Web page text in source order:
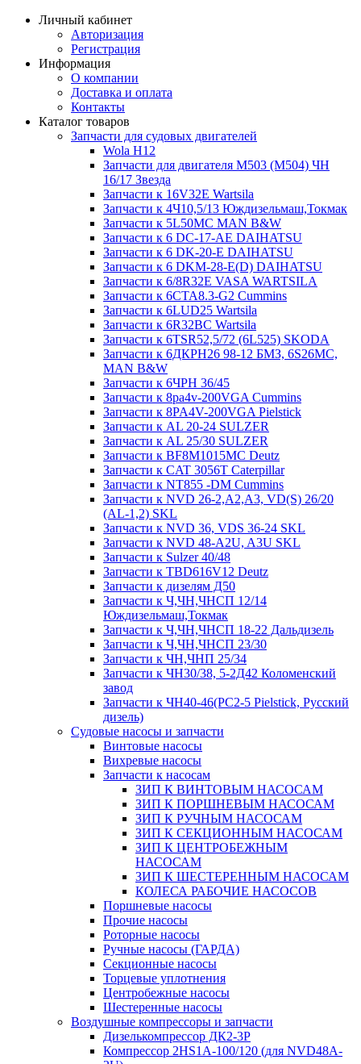
Личный кабинет
Авторизация
Регистрация
Информация
О компании
Доставка и оплата
Контакты
Каталог товаров
Запчасти для судовых двигателей
Wola H12
Запчасти для двигателя M503 (M504) ЧН
16/17 Звезда
Запчасти к 16V32E Wartsila
Запчасти к 4Ч10,5/13 Юждизельмаш,Токмак
Запчасти к 5L50MC MAN B&W
Запчасти к 6 DC-17-AE DAIHATSU
Запчасти к 6 DK-20-E DAIHATSU
Запчасти к 6 DKM-28-E(D) DAIHATSU
Запчасти к 6/8R32E VASA WARTSILA
Запчасти к 6CTA8.3-G2 Cummins
Запчасти к 6LUD25 Wartsila
Запчасти к 6R32BC Wartsila
Запчасти к 6TSR52,5/72 (6L525) SKODA
Запчасти к 6ДКРН26 98-12 БМЗ, 6S26MC,
MAN B&W
Запчасти к 6ЧРН 36/45
Запчасти к 8pa4v-200VGA Cummins
Запчасти к 8PA4V-200VGA Pielstick
Запчасти к AL 20-24 SULZER
Запчасти к AL 25/30 SULZER
Запчасти к BF8M1015MC Deutz
Запчасти к CAT 3056T Caterpillar
Запчасти к NT855 -DM Cummins
Запчасти к NVD 26-2,A2,A3, VD(S) 26/20
(AL-1,2) SKL
Запчасти к NVD 36, VDS 36-24 SKL
Запчасти к NVD 48-A2U, A3U SKL
Запчасти к Sulzer 40/48
Запчасти к TBD616V12 Deutz
Запчасти к дизелям Д50
Запчасти к Ч,ЧН,ЧНСП 12/14
Юждизельмаш,Токмак
Запчасти к Ч,ЧН,ЧНСП 18-22 Дальдизель
Запчасти к Ч,ЧН,ЧНСП 23/30
Запчасти к ЧН,ЧНП 25/34
Запчасти к ЧН30/38, 5-2Д42 Коломенский
завод
Запчасти к ЧН40-46(PC2-5 Pielstick, Русский
дизель)
Судовые насосы и запчасти
Винтовые насосы
Вихревые насосы
Запчасти к насосам
ЗИП К ВИНТОВЫМ НАСОСАМ
ЗИП К ПОРШНЕВЫМ НАСОСАМ
ЗИП К РУЧНЫМ НАСОСАМ
ЗИП К СЕКЦИОННЫМ НАСОСАМ
ЗИП К ЦЕНТРОБЕЖНЫМ
НАСОСАМ
ЗИП К ШЕСТЕРЕННЫМ НАСОСАМ
КОЛЕСА РАБОЧИЕ НАСОСОВ
Поршневые насосы
Прочие насосы
Роторные насосы
Ручные насосы (ГАРДА)
Секционные насосы
Торцевые уплотнения
Центробежные насосы
Шестеренные насосы
Воздушные компрессоры и запчасти
Дизелькомпрессор ДК2-3Р
Компрессор 2HS1A-100/120 (для NVD48A-